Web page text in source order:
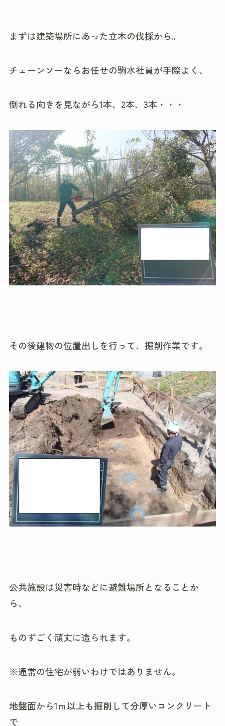
まずは建築場所にあった立木の伐採から。
チェーンソーならお任せの駒水社員が手際よく、
倒れる向きを見ながら1本、2本、3本・・・
その後建物の位置出しを行って、掘削作業です。
公共施設は災害時などに避難場所となることか
ら、
ものずごく頑丈に造られます。
※通常の住宅が弱いわけではありません。
地盤面から1ｍ以上も掘削して分厚いコンクリート
で